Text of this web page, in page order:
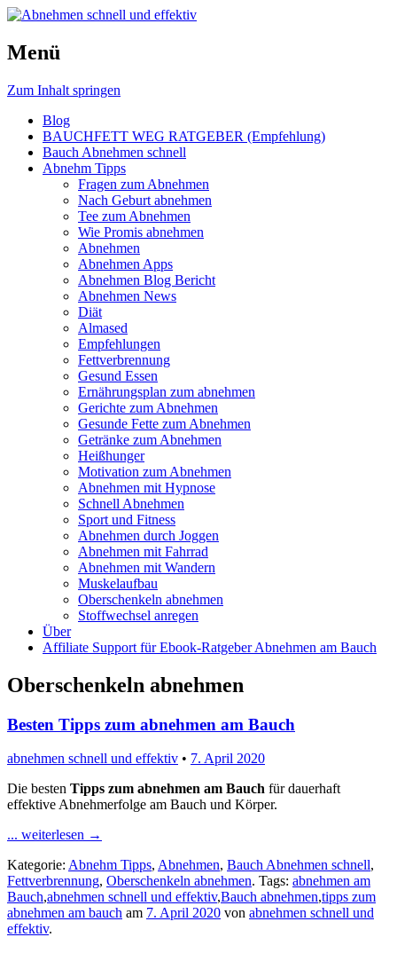
Abnehmen schnell und effektiv
Schnell und effektiv zum Traumgewicht
Menü
Zum Inhalt springen
Blog
BAUCHFETT WEG RATGEBER (Empfehlung)
Bauch Abnehmen schnell
Abnehm Tipps
Fragen zum Abnehmen
Nach Geburt abnehmen
Tee zum Abnehmen
Wie Promis abnehmen
Abnehmen
Abnehmen Apps
Abnehmen Blog Bericht
Abnehmen News
Diät
Almased
Empfehlungen
Fettverbrennung
Gesund Essen
Ernährungsplan zum abnehmen
Gerichte zum Abnehmen
Gesunde Fette zum Abnehmen
Getränke zum Abnehmen
Heißhunger
Motivation zum Abnehmen
Abnehmen mit Hypnose
Schnell Abnehmen
Sport und Fitness
Abnehmen durch Joggen
Abnehmen mit Fahrrad
Abnehmen mit Wandern
Muskelaufbau
Oberschenkeln abnehmen
Stoffwechsel anregen
Über
Affiliate Support für Ebook-Ratgeber Abnehmen am Bauch
Oberschenkeln abnehmen
Besten Tipps zum abnehmen am Bauch
abnehmen schnell und effektiv • 7. April 2020
Die besten Tipps zum abnehmen am Bauch für dauerhaft
effektive Abnehmerfolge am Bauch und Körper.
... weiterlesen →
Kategorie: Abnehm Tipps, Abnehmen, Bauch Abnehmen schnell,
Fettverbrennung, Oberschenkeln abnehmen. Tags: abnehmen am
Bauch,abnehmen schnell und effektiv,Bauch abnehmen,tipps zum
abnehmen am bauch am 7. April 2020 von abnehmen schnell und
effektiv.